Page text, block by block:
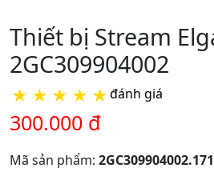
Thiết bị Stream
2GC309904002
★ ★ ★ ★ ★đánh giá
300.000 đ
Mã sản phẩm: